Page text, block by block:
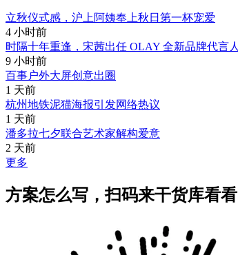
立秋仪式感，沪上阿姨奉上秋日第一杯宠爱
4 小时前
时隔十年重逢，宋茜出任 OLAY 全新品牌代言人
9 小时前
百事户外大屏创意出圈
1 天前
杭州地铁泥猫海报引发网络热议
1 天前
潘多拉七夕联合艺术家解构爱意
2 天前
更多
方案怎么写，扫码来干货库看看